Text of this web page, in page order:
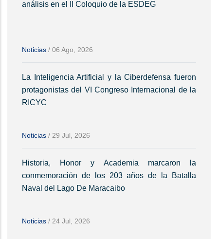
análisis en el II Coloquio de la ESDEG
Noticias / 06 Ago, 2026
La Inteligencia Artificial y la Ciberdefensa fueron
protagonistas del VI Congreso Internacional de la
RICYC
Noticias / 29 Jul, 2026
Historia, Honor y Academia marcaron la
conmemoración de los 203 años de la Batalla
Naval del Lago De Maracaibo
Noticias / 24 Jul, 2026